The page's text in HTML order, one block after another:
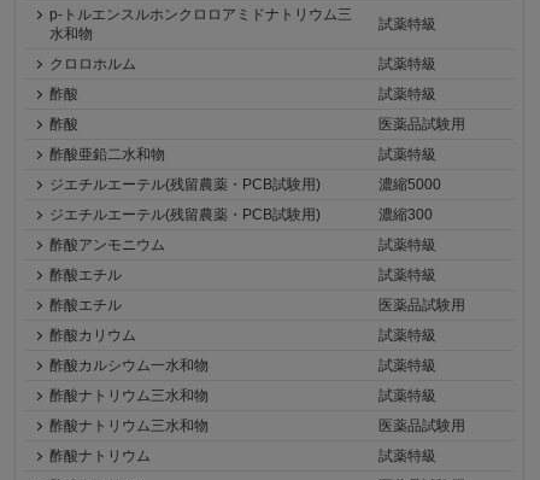
p-トルエンスルホンクロロアミドナトリウム三
水和物
試薬特級
クロロホルム
試薬特級
酢酸
試薬特級
酢酸
医薬品試験用
酢酸亜鉛二水和物
試薬特級
ジエチルエーテル(残留農薬・PCB試験用)
濃縮5000
ジエチルエーテル(残留農薬・PCB試験用)
濃縮300
酢酸アンモニウム
試薬特級
酢酸エチル
試薬特級
酢酸エチル
医薬品試験用
酢酸カリウム
試薬特級
酢酸カルシウム一水和物
試薬特級
酢酸ナトリウム三水和物
試薬特級
酢酸ナトリウム三水和物
医薬品試験用
酢酸ナトリウム
試薬特級